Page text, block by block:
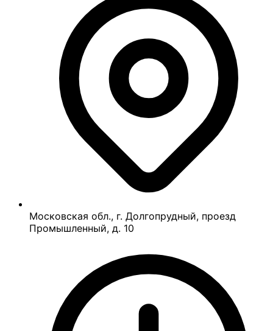
Московская обл., г. Долгопрудный, проезд
Промышленный, д. 10